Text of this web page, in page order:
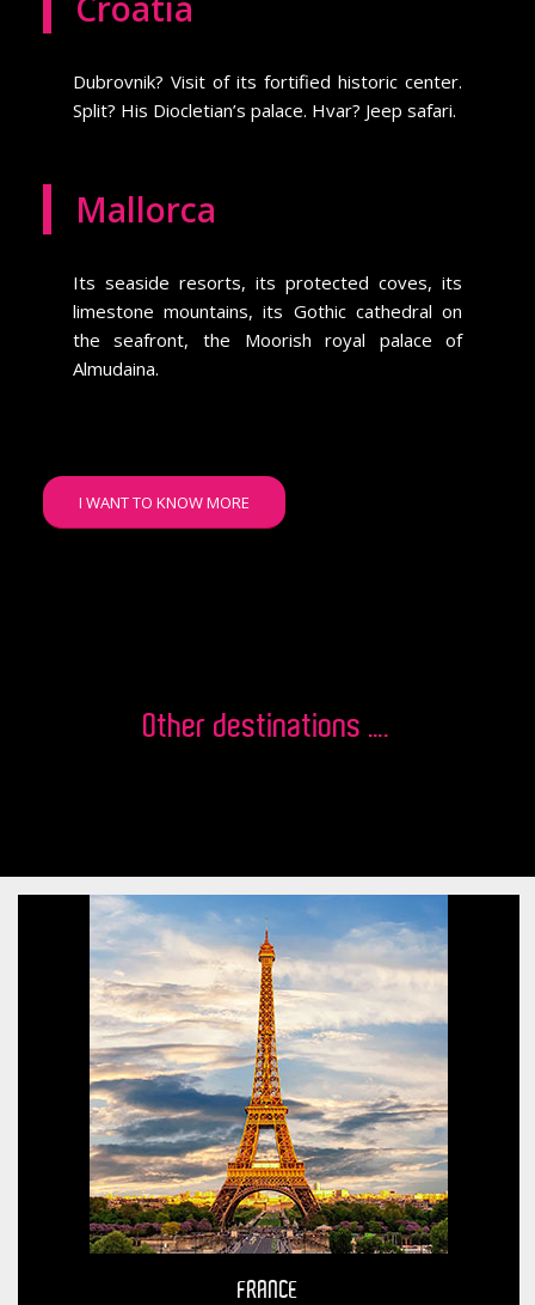
Dubrovnik? Visit of its fortified historic center.
Split? His Diocletian’s palace. Hvar? Jeep safari.
Mallorca
Its seaside resorts, its protected coves, its
limestone mountains, its Gothic cathedral on
the seafront, the Moorish royal palace of
Almudaina.
I WANT TO KNOW MORE
Other destinations ….
FRANCE